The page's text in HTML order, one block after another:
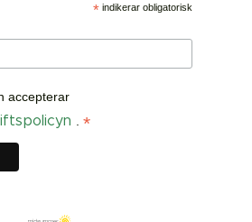
*indikerar obligatorisk
accepterar
. *